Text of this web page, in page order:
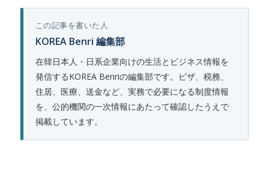
この記事を書いた人
KOREA Benri 編集部
在韓日本人・日系企業向けの生活とビジネス情報を
発信するKOREA Benriの編集部です。ビザ、税務、
住居、医療、送金など、実務で必要になる制度情報
を、公的機関の一次情報にあたって確認したうえで
掲載しています。